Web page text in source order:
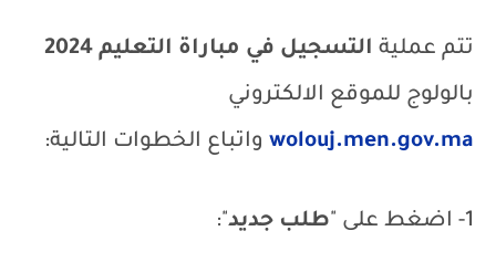
تتم عملية التسجيل في مباراة التعليم 2024
بالولوج للموقع الالكتروني
wolouj.men.gov.ma واتباع الخطوات التالية:
1- اضغط على " طلب جديد":